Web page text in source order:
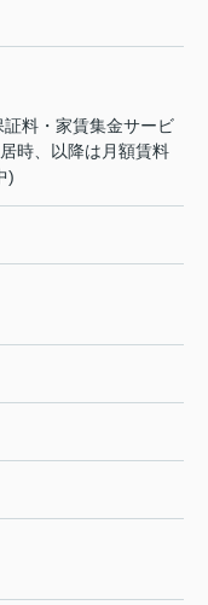
料・家賃集金サービ
時、以降は月額賃料
)